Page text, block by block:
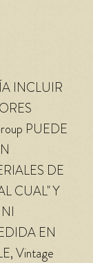
INCLUIR
PUEDE
DE
CUAL" Y
EN
Vintage